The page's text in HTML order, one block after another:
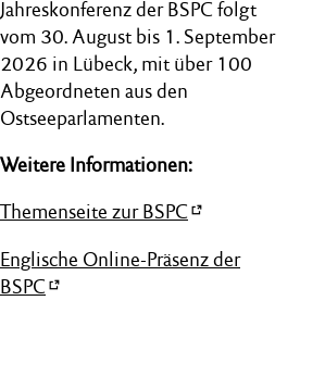
Jahreskonferenz der BSPC folgt
vom 30. August bis 1. September
2026 in Lübeck, mit über 100
Abgeordneten aus den
Ostseeparlamenten.
Weitere Informationen:
Themenseite zur BSPC
Englische Online-Präsenz der
BSPC